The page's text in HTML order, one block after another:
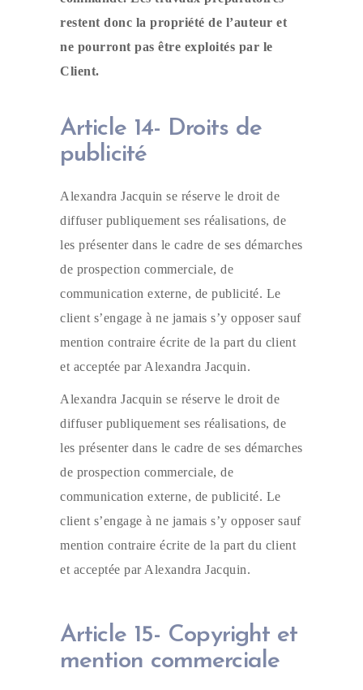
restent donc la propriété de l’auteur et
ne pourront pas être exploités par le
Client.
Article 14- Droits de
publicité
Alexandra Jacquin se réserve le droit de
diffuser publiquement ses réalisations, de
les présenter dans le cadre de ses démarches
de prospection commerciale, de
communication externe, de publicité. Le
client s’engage à ne jamais s’y opposer sauf
mention contraire écrite de la part du client
et acceptée par Alexandra Jacquin.
Alexandra Jacquin se réserve le droit de
diffuser publiquement ses réalisations, de
les présenter dans le cadre de ses démarches
de prospection commerciale, de
communication externe, de publicité. Le
client s’engage à ne jamais s’y opposer sauf
mention contraire écrite de la part du client
et acceptée par Alexandra Jacquin.
Article 15- Copyright et
mention commerciale